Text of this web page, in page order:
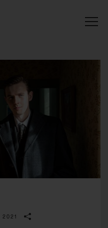
2021
Arbeit.
kostenlosen Zugang zu